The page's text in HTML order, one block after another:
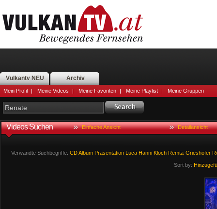
Vulkantv NEU Archiv
Mein Profil | Meine Videos | Meine Favoriten | Meine Playlist | Meine Gruppen
Videos Suchen Einfache Ansicht Detailansicht
Verwandte Suchbegriffe: CD Album Präsentation Luca Hänni Klöch Remta-Grieshofer
Sort by: